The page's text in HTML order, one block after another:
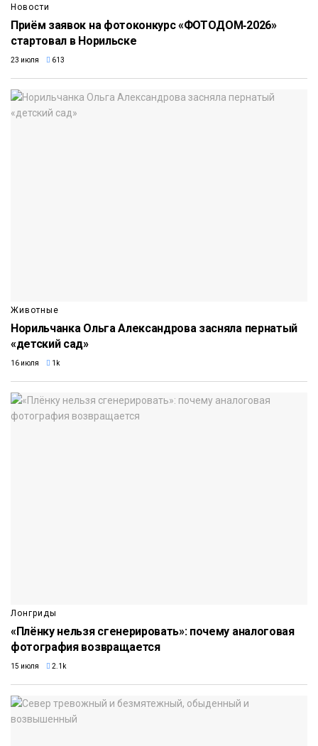
Новости
Приём заявок на фотоконкурс «ФОТОДОМ‑2026»
стартовал в Норильске
23 июля 613
Животные
Норильчанка Ольга Александрова засняла пернатый
«детский сад»
16 июля 1k
Лонгриды
«Плёнку нельзя сгенерировать»: почему аналоговая
фотография возвращается
15 июля 2.1k